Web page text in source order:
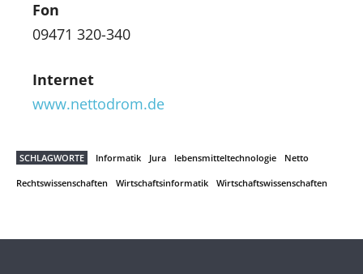
Fon
09471 320-340
Internet
www.nettodrom.de
SCHLAGWORTE Informatik Jura lebensmitteltechnologie Netto
Rechtswissenschaften Wirtschaftsinformatik Wirtschaftswissenschaften